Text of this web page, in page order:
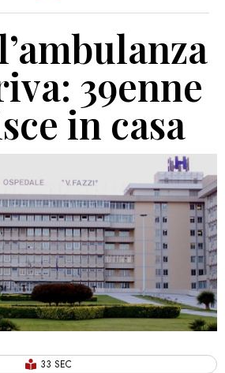
39enne
in casa
33 SEC